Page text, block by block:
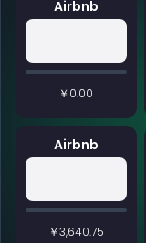
Airbnb
￥0.00
Airbnb
￥3,640.75